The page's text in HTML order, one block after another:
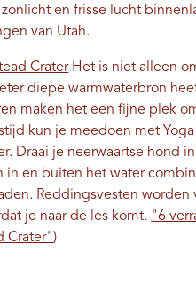
en frisse lucht
van Utah.
CraterHet is niet alleen
diepe warmwaterbron
maken het een fijne plek
kun je meedoen met
Draai je neerwaartse hond
in en buiten het water
Reddingsvesten worden
je naar de les komt. "6
Crater")